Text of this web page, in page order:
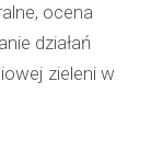
ocena
działań
zieleni w